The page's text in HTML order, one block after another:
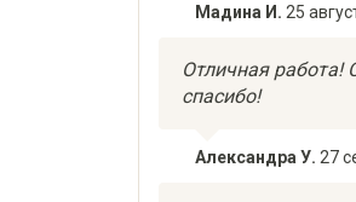
Мадина И. 25
Отличная работа!
спасибо!
Александра У. 27